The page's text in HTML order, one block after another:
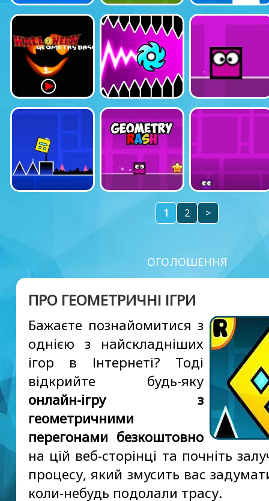
1 2 >
ОГОЛОШЕННЯ
ПРО ГЕОМЕТРИЧНІ ІГРИ
Бажаєте познайомитися з
однією з найскладніших
ігор в Інтернеті? Тоді
відкрийте будь-яку
онлайн-ігру з
геометричними
перегонами безкоштовно
на цій веб-сторінці та почніть
процесу, який змусить вас
коли-небудь подолали трасу.